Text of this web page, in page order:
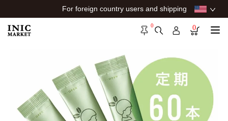
For foreign country users and shipping
0 0